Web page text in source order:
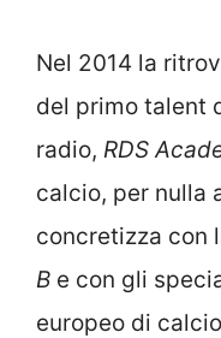
Nel 2014 la
del primo talent
radio, RDS
calcio, per nulla
concretizza con
B e con gli
europeo di